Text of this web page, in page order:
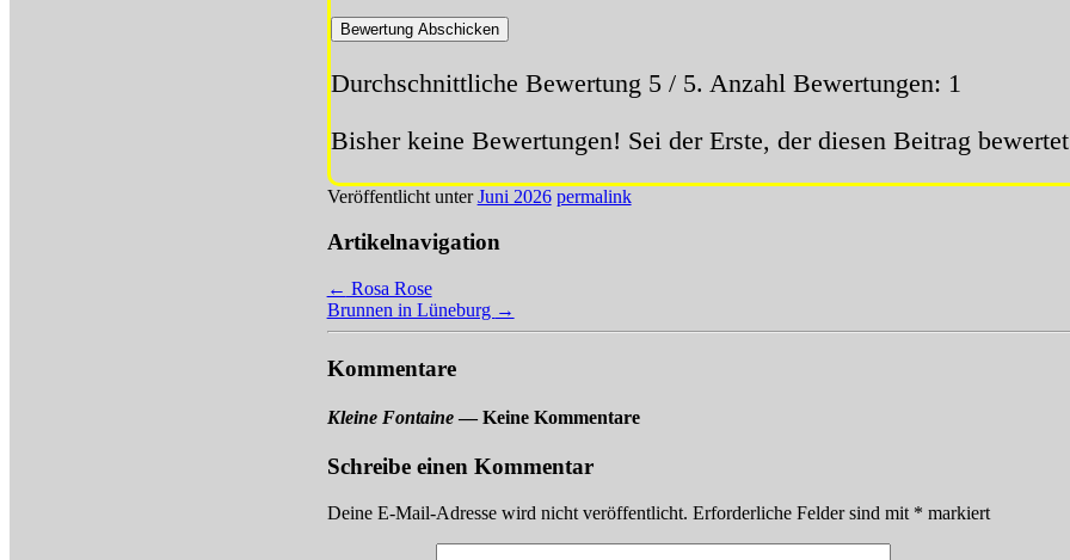
Bewertung Abschicken
Durchschnittliche Bewertung 5 / 5. Anzahl Bewertungen: 1
Bisher keine Bewertungen! Sei der Erste, der diesen Beitrag
Veröffentlicht unter Juni 2026 permalink
Artikelnavigation
← Rosa Rose
Brunnen in Lüneburg →
Kommentare
Kleine Fontaine— Keine Kommentare
Schreibe einen Kommentar
Deine E-Mail-Adresse wird nicht veröffentlicht. Erforderliche Felder sind mit * markiert